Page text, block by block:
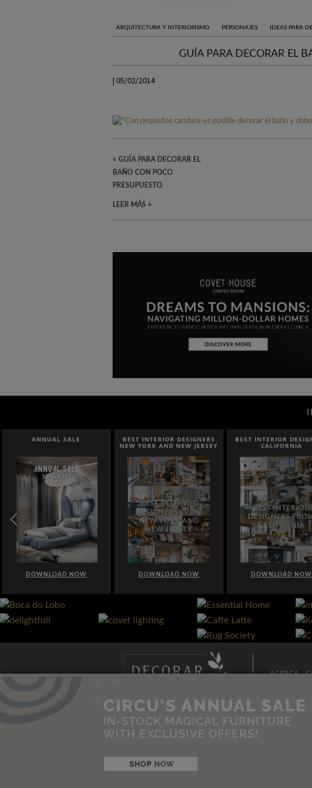
ARQUITECTURA Y INTERIORISMO PERSONAJES IDEAS PARA
GUÍA PARA DECORAR EL
| 05/02/2014
« GUÍA PARA DECORAR EL
BAÑO CON POCO
PRESUPUESTO
LEER MÁS +
ANNUAL SALE
DOWNLOAD NOW
BEST INTERIOR DESIGNERS
NEW YORK AND NEW JERSEY
DOWNLOAD NOW
BEST INTERIOR
CALIFORNIA
DOWNLOAD NOW
ACERCA
POLITICAS